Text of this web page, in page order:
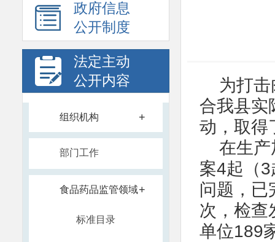
政府信息
公开制度
法定主动
公开内容
组织机构 +
部门工作
食品药品监管领域+
标准目录
为打
合我县实
动，取得
在生
案4起（
问题，已
次，检查
单位189